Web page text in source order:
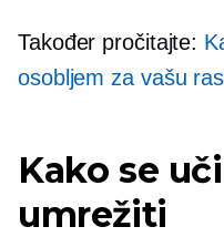
Također pročitajte:
osobljem za vašu
Kako se
umrežiti